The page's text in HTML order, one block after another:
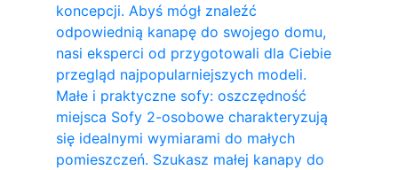
koncepcji. Abyś mógł znaleźć
odpowiednią kanapę do swojego domu,
nasi eksperci od przygotowali dla Ciebie
przegląd najpopularniejszych modeli.
Małe i praktyczne sofy: oszczędność
miejsca Sofy 2-osobowe charakteryzują
się idealnymi wymiarami do małych
pomieszczeń. Szukasz małej kanapy do